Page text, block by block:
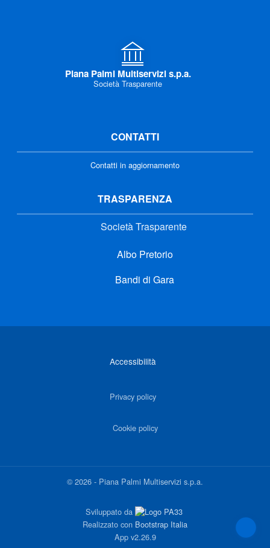
Piana Palmi Multiservizi s.p.a.
Società Trasparente
CONTATTI
Contatti in aggiornamento
TRASPARENZA
Società Trasparente
Albo Pretorio
Bandi di Gara
Accessibilità
Privacy policy
Cookie policy
©2026 - Piana Palmi Multiservizi s.p.a.
Sviluppato da
Realizzato con Bootstrap Italia
App v2.26.9